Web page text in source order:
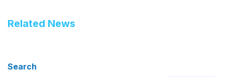
Related News
Search